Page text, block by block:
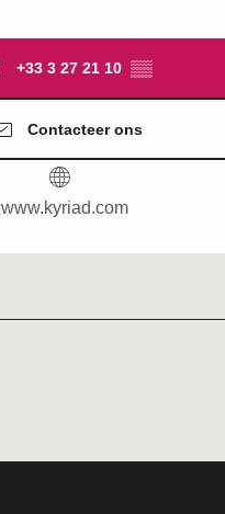
+33 3 27 21 10 ▒▒
Contacteer ons
www.kyriad.com